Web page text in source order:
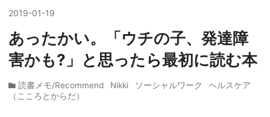
2019-01-19
あったかい。「ウチの子、発達障
害かも?」と思ったら最初に読む本
読書メモ/Recommend Nikki ソーシャルワーク
ヘルスケア
（こころとからだ）